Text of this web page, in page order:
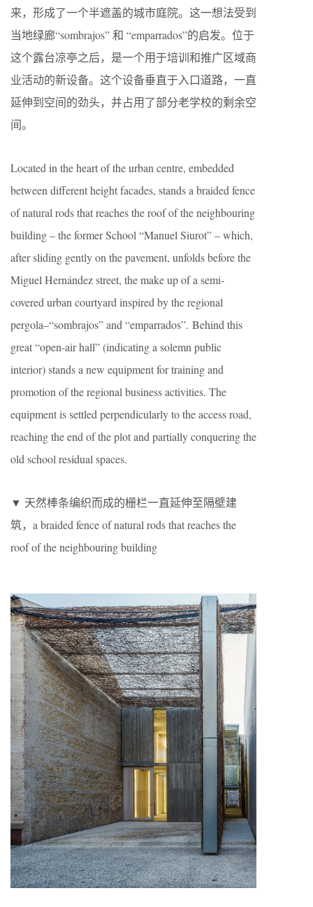
来，形成了一个半遮盖的城市庭院。这一想法受到
当地绿廊“sombrajos” 和 “emparrados”的启发。位于
这个露台凉亭之后，是一个用于培训和推广区域商
业活动的新设备。这个设备垂直于入口道路，一直
延伸到空间的劲头，并占用了部分老学校的剩余空
间。
Located in the heart of the urban centre, embedded
between different height facades, stands a braided fence
of natural rods that reaches the roof of the neighbouring
building – the former School “Manuel Siurot” – which,
after sliding gently on the pavement, unfolds before the
Miguel Hernández street, the make up of a semi-
covered urban courtyard inspired by the regional
pergola–“sombrajos” and “emparrados”. Behind this
great “open-air hall” (indicating a solemn public
interior) stands a new equipment for training and
promotion of the regional business activities. The
equipment is settled perpendicularly to the access road,
reaching the end of the plot and partially conquering the
old school residual spaces.
▼ 天然棒条编织而成的栅栏一直延伸至隔壁建
筑，a braided fence of natural rods that reaches the
roof of the neighbouring building